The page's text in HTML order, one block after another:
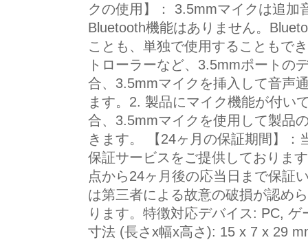
クの使用】： 3.5mmマイクは追加
Bluetooth機能はありません。
ことも、単独で使用することもで
トローラーなど、3.5mmポートの
合、3.5mmマイクを挿入して音声
ます。2. 製品にマイク機能が付い
合、3.5mmマイクを使用して製品
きます。 【24ヶ月の保証期間】
保証サービスをご提供しておりま
点から24ヶ月後の応当日まで保証
は第三者による故意の破損が認め
ります。特徴対応デバイス: PC,
寸法 (長さx幅x高さ): 15 x 7 x 29